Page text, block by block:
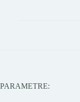
PARAMETRE: